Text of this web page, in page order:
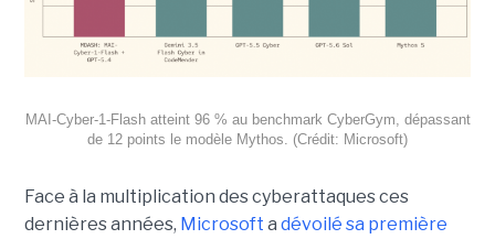
MAI-Cyber-1-Flash atteint 96 % au benchmark CyberGym, dépassant
de 12 points le modèle Mythos. (Crédit: Microsoft)
Face à la multiplication des cyberattaques ces
dernières années, Microsoft a dévoilé sa première